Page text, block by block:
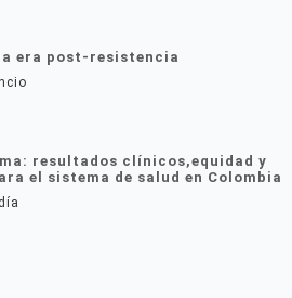
era post-resistencia
resultados clínicos,equidad y
el sistema de salud en Colombia